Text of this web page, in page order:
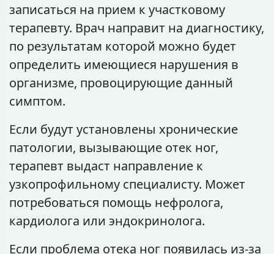
записаться на прием к участковому
терапевту. Врач направит на диагностику,
по результатам которой можно будет
определить имеющиеся нарушения в
организме, провоцирующие данный
симптом.
Если будут установлены хронические
патологии, вызывающие отек ног,
терапевт выдаст направление к
узкопрофильному специалисту. Может
потребоваться помощь нефролога,
кардиолога или эндокринолога.
Если проблема отека ног появилась из-за